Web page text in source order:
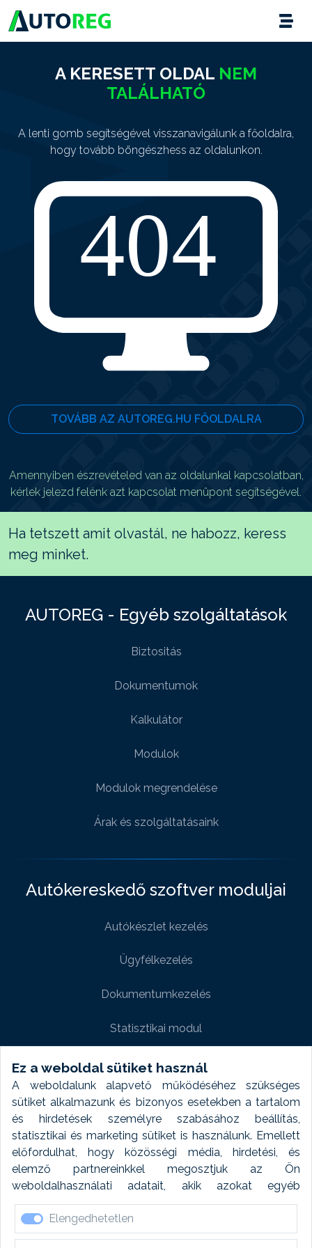
Ez a weboldal sütiket használ
A weboldalunk alapvető működéséhez szükséges
sütiket alkalmazunk és bizonyos esetekben a tartalom
és hirdetések személyre szabásához beállítás,
statisztikai és marketing sütiket is használunk. Emellett
előfordulhat, hogy közösségi média, hirdetési, és
elemző partnereinkkel megosztjuk az Ön
weboldalhasználati adatait, akik azokat egyéb
forrásokból gyűjtött adatokkal kombinálhatják. A sütik
elfogadásával kapcsolatosan naplózást végzünk és
ezen adatokat 6 hónap után automatikusan töröljük. A
Elengedhetetlen
A KERESETT OLDAL NEM
TALÁLHATÓ
A lenti gomb segítségével visszanavigálunk a főoldalra,
hogy tovább böngészhess az oldalunkon.
TOVÁBB AZ AUTOREG.HU FŐOLDALRA
Amennyiben észrevételed van az oldalunkal kapcsolatban,
kérlek jelezd felénk azt kapcsolat menüpont segítségével.
Ha tetszett amit olvastál, ne habozz, keress
meg minket.
AUTOREG - Egyéb szolgáltatások
Biztositás
Dokumentumok
Kalkulátor
Modulok
Modulok megrendelése
Árak és szolgáltatásaink
Autókereskedő szoftver moduljai
Autókészlet kezelés
Ügyfélkezelés
Dokumentumkezelés
Statisztikai modul
Weboldal modul
Fényképtár extra modul
Autómosó modul
Feladatütemezés